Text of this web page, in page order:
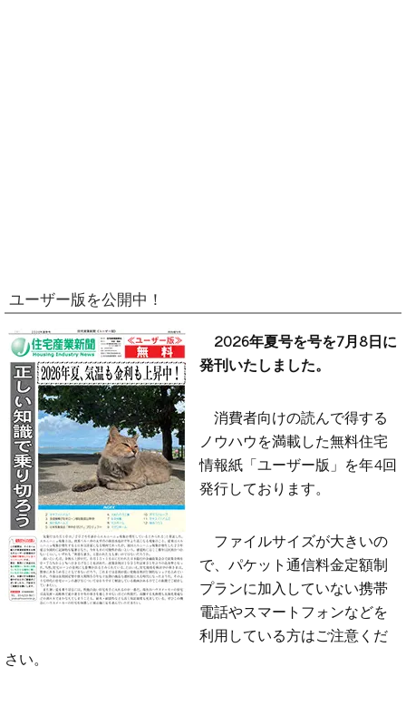
ユーザー版を公開中！
2026年夏号を号を7月8日に
発刊いたしました。
消費者向けの読んで得する
ノウハウを満載した無料住宅
情報紙「ユーザー版」を年4回
発行しております。
ファイルサイズが大きいの
で、パケット通信料金定額制
プランに加入していない携帯
電話やスマートフォンなどを
利用している方はご注意くだ
さい。